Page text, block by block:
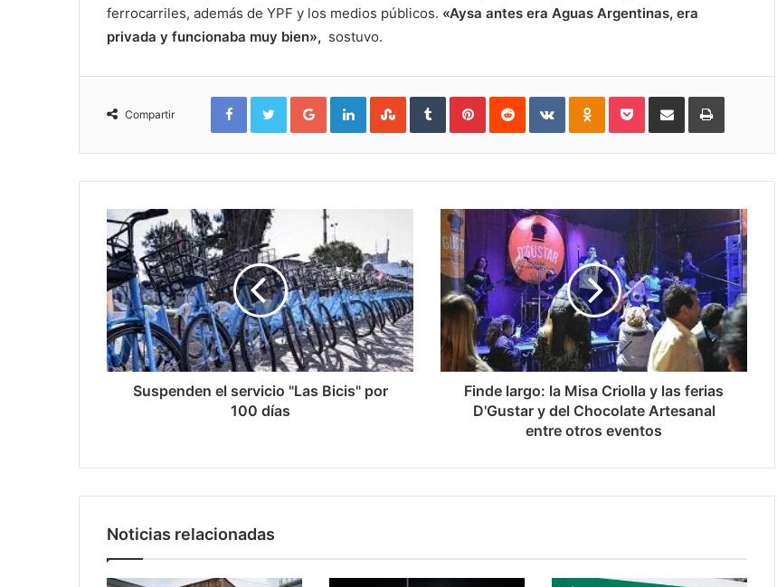
ferrocarriles, además de YPF y los medios públicos. «Aysa antes era Aguas Argentinas, era
privada y funcionaba muy bien», sostuvo.
Compartir
FacebookTwitterGoogle+LinkedInStumbleUpon
TumblrPinterestReddit VKontakteOdnoklassniki
PocketCompartirImprimir
Suspenden el servicio "Las Bicis" por
100 días
Finde largo: la Misa Criolla y las ferias
D'Gustar y del Chocolate Artesanal
entre otros eventos
Noticias relacionadas